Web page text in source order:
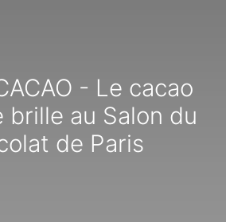
- Le cacao
brille au Salon du
de Paris